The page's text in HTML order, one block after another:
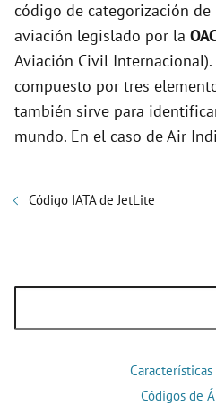
código de categorización de
aviación legislado por la
Aviación Civil
compuesto por tres
también sirve para
mundo. En el caso de Air
Código IATA de JetLite
Códigos de